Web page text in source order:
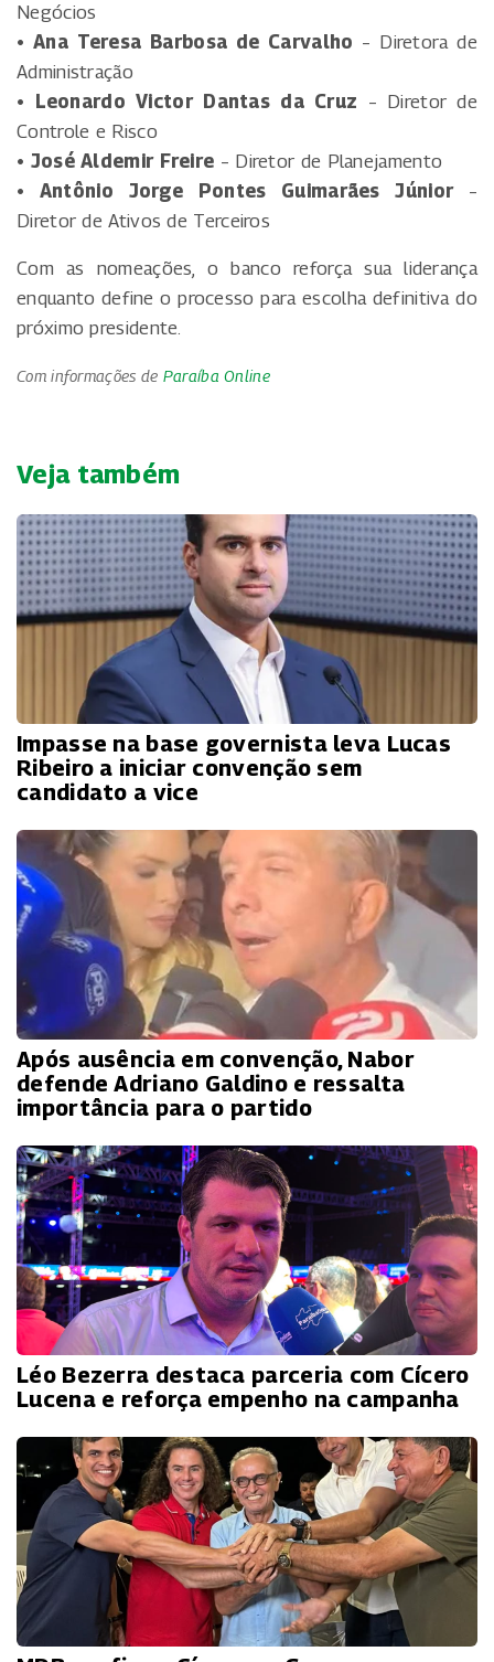
Negócios
• Ana Teresa Barbosa de Carvalho – Diretora de
Administração
• Leonardo Victor Dantas da Cruz – Diretor de
Controle e Risco
• José Aldemir Freire – Diretor de Planejamento
• Antônio Jorge Pontes Guimarães Júnior–
Diretor de Ativos de Terceiros
Com as nomeações, o banco reforça sua liderança
enquanto define o processo para escolha definitiva do
próximo presidente.
Com informações de Paraíba Online
Veja também
Impasse na base governista leva Lucas
Ribeiro a iniciar convenção sem
candidato a vice
Após ausência em convenção, Nabor
defende Adriano Galdino e ressalta
importância para o partido
Léo Bezerra destaca parceria com Cícero
Lucena e reforça empenho na campanha